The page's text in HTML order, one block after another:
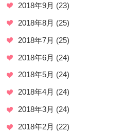
2018年9月 (23)
2018年8月 (25)
2018年7月 (25)
2018年6月 (24)
2018年5月 (24)
2018年4月 (24)
2018年3月 (24)
2018年2月 (22)